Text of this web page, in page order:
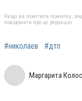
Якщо ви помітили помилку,
повідомити про це редакцію
#николаев #дтп
Маргарита Колос